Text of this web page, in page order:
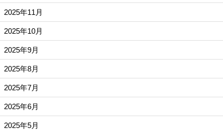
2025年11月
2025年10月
2025年9月
2025年8月
2025年7月
2025年6月
2025年5月